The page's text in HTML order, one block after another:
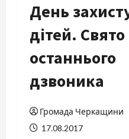
День
дітей. Свято
останнього
дзвоника
Громада Черкащини
17.08.2017